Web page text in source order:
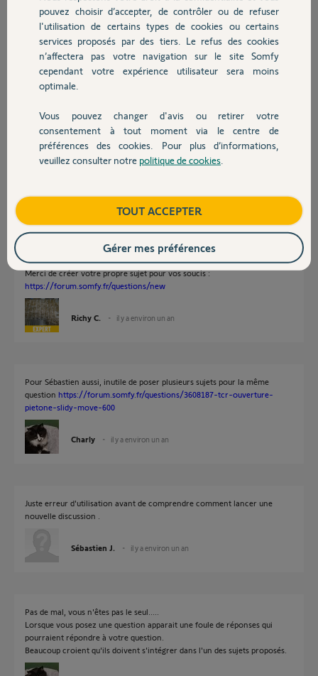
Autres produits
Devis avec un pro
Contact
Participer au fil de discussion
Réponses
Bonjour je pense à un problème serveur je ne peux plus mettre en service
ma centrale d alarme par en local ok.
il y a environ un an
Bonjour Seb.G
Vous troublez la discussion sur le problème d'une autre personne !
Merci de créer votre propre sujet pour vos soucis :
https://forum.somfy.fr/questions/new
Richy C. il y a environ un an
Pour Sébastien aussi, inutile de poser plusieurs sujets pour la même
question https://forum.somfy.fr/questions/3608187-tcr-ouverture-
pietone-slidy-move-600
Charly il y a environ un an
Juste erreur d'utilisation avant de comprendre comment lancer une
nouvelle discussion .
Sébastien J. il y a environ un an
Pas de mal, vous n'êtes pas le seul.....
Lorsque vous posez une question apparait une foule de réponses qui
pourraient répondre à votre question.
Beaucoup croient qu'ils doivent s'intégrer dans l'un des sujets proposés.
pouvez choisir d’accepter, de contrôler ou de refuser
l'utilisation de certains types de cookies ou certains
services proposés par des tiers. Le refus des cookies
n’affectera pas votre navigation sur le site Somfy
cependant votre expérience utilisateur sera moins
optimale.
Vous pouvez changer d'avis ou retirer votre
consentement à tout moment via le centre de
préférences des cookies. Pour plus d’informations,
veuillez consulter notre politique de cookies
TOUT ACCEPTER
Gérer mes préférences